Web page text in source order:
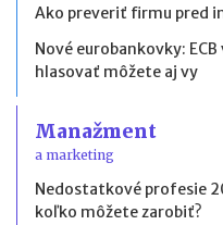
Ako preveriť firmu pred
Nové eurobankovky:
hlasovať môžete aj vy
Manažment
a marketing
Nedostatkové profesie
koľko môžete zarobiť?